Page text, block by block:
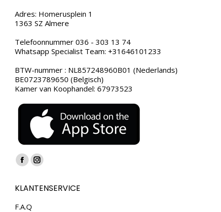
Adres: Homerusplein 1
1363 SZ Almere
Telefoonnummer 036 - 303 13 74
Whatsapp Specialist Team: +31646101233
BTW-nummer : NL857248960B01 (Nederlands)
BE0723789650 (Belgisch)
Kamer van Koophandel: 67973523
Vind ons op:
Facebook
opens
in
Instagram
opens
KLANTENSERVICE
F.A.Q